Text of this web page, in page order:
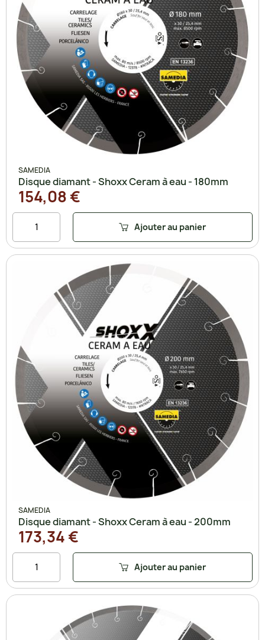
SAMEDIA
Disque diamant - Shoxx Ceram à eau - 180mm
154,08 €
Ajouter au panier
SAMEDIA
Disque diamant - Shoxx Ceram à eau - 200mm
173,34 €
Ajouter au panier